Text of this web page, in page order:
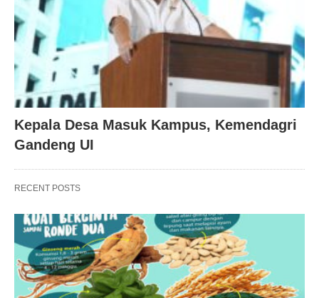
Kepala Desa Masuk Kampus, Kemendagri
Gandeng UI
RECENT POSTS